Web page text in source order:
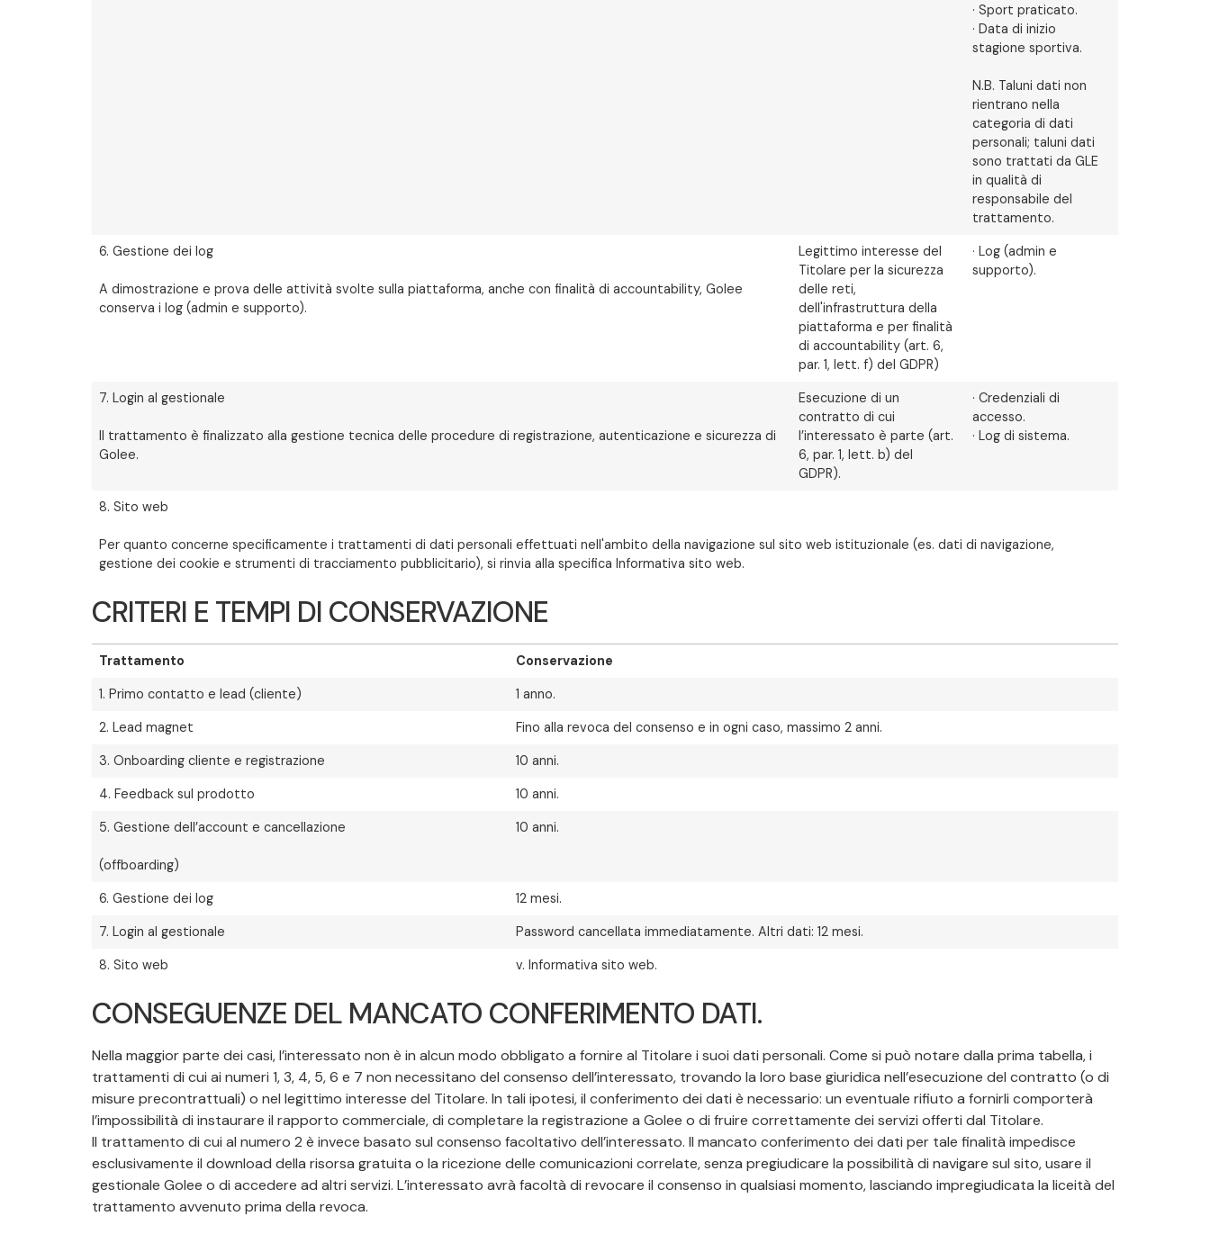
· Sport praticato.
· Data di inizio
stagione sportiva.
N.B. Taluni dati non
rientrano nella
categoria di dati
personali; taluni dati
sono trattati da GLE
in qualità di
responsabile del
trattamento.
6. Gestione dei log
A dimostrazione e prova delle attività svolte sulla piattaforma, anche con finalità di accountability, Golee
conserva i log (admin e supporto).
Legittimo interesse del
Titolare per la sicurezza
delle reti,
dell'infrastruttura della
piattaforma e per finalità
di accountability (art. 6,
par. 1, lett. f) del GDPR)
· Log (admin e
supporto).
7. Login al gestionale
Il trattamento è finalizzato alla gestione tecnica delle procedure di registrazione, autenticazione e sicurezza di
Golee.
Esecuzione di un
contratto di cui
l’interessato è parte (art.
6, par. 1, lett. b) del
GDPR).
· Credenziali di
accesso.
· Log di sistema.
8. Sito web
Per quanto concerne specificamente i trattamenti di dati personali effettuati nell'ambito della navigazione sul sito web istituzionale (es. dati di navigazione,
gestione dei cookie e strumenti di tracciamento pubblicitario), si rinvia alla specifica Informativa sito web.
CRITERI E TEMPI DI CONSERVAZIONE
Trattamento Conservazione
1. Primo contatto e lead (cliente) 1 anno.
2. Lead magnet Fino alla revoca del consenso e in ogni caso, massimo 2 anni.
3. Onboarding cliente e registrazione 10 anni.
4. Feedback sul prodotto 10 anni.
5. Gestione dell’account e cancellazione
(offboarding)
10 anni.
6. Gestione dei log 12 mesi.
7. Login al gestionale Password cancellata immediatamente. Altri dati: 12 mesi.
8. Sito web v. Informativa sito web.
CONSEGUENZE DEL MANCATO CONFERIMENTO DATI.
Nella maggior parte dei casi, l’interessato non è in alcun modo obbligato a fornire al Titolare i suoi dati personali. Come si può notare dalla prima tabella, i
trattamenti di cui ai numeri 1, 3, 4, 5, 6 e 7 non necessitano del consenso dell’interessato, trovando la loro base giuridica nell’esecuzione del contratto (o di
misure precontrattuali) o nel legittimo interesse del Titolare. In tali ipotesi, il conferimento dei dati è necessario: un eventuale rifiuto a fornirli comporterà
l’impossibilità di instaurare il rapporto commerciale, di completare la registrazione a Golee o di fruire correttamente dei servizi offerti dal Titolare.
Il trattamento di cui al numero 2 è invece basato sul consenso facoltativo dell’interessato. Il mancato conferimento dei dati per tale finalità impedisce
esclusivamente il download della risorsa gratuita o la ricezione delle comunicazioni correlate, senza pregiudicare la possibilità di navigare sul sito, usare il
gestionale Golee o di accedere ad altri servizi. L’interessato avrà facoltà di revocare il consenso in qualsiasi momento, lasciando impregiudicata la liceità del
trattamento avvenuto prima della revoca.